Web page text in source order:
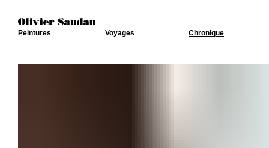
Peintures Voyages Chronique